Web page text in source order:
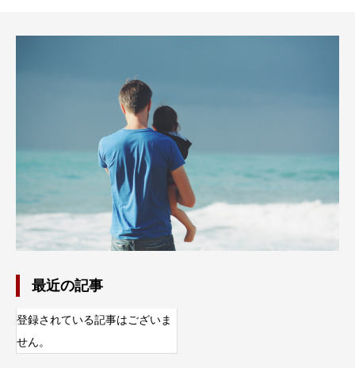
最近の記事
登録されている記事はございま
せん。